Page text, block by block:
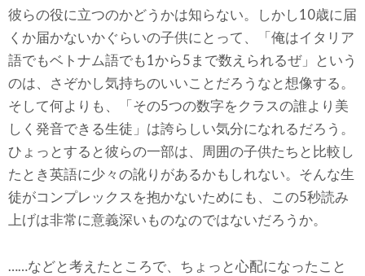
彼らの役に立つのかどうかは知らない。しかし10歳に届
くか届かないかぐらいの子供にとって、「俺はイタリア
語でもベトナム語でも1から5まで数えられるぜ」という
のは、さぞかし気持ちのいいことだろうなと想像する。
そして何よりも、「その5つの数字をクラスの誰より美
しく発音できる生徒」は誇らしい気分になれるだろう。
ひょっとすると彼らの一部は、周囲の子供たちと比較し
たとき英語に少々の訛りがあるかもしれない。そんな生
徒がコンプレックスを抱かないためにも、この5秒読み
上げは非常に意義深いものなのではないだろうか。
……などと考えたところで、ちょっと心配になったこと